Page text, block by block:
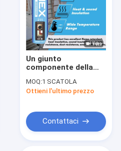
Un giunto
componente della
poliuretano del
sigillante del silicone
MOQ:1 SCATOLA
Ottieni l'ultimo prezzo
Contattaci